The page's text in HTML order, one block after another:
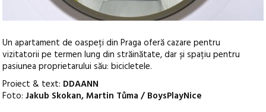
Un apartament de oaspeți din Praga oferă cazare pentru
vizitatorii pe termen lung din străinătate, dar și spațiu pentru
pasiunea proprietarului său: bicicletele.
Proiect & text: DDAANN
Foto:Jakub Skokan, Martin Tůma / BoysPlayNice